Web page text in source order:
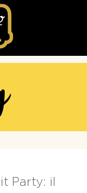
Party: il